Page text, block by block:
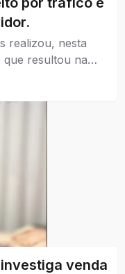
realizou, nesta
resultou na
venda